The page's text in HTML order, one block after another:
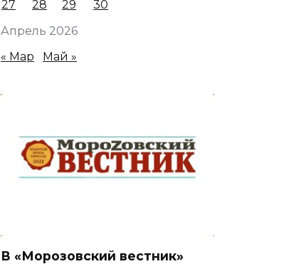
Апрель 2026
27
28 29 30
« Мар Май »
В «Морозовский вестник»